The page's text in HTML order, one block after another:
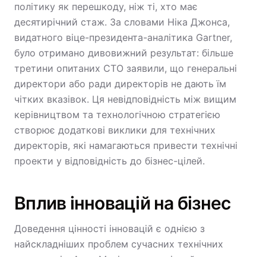
політику як перешкоду, ніж ті, хто має
десятирічний стаж. За словами Ніка Джонса,
видатного віце-президента-аналітика Gartner,
було отримано дивовижний результат: більше
третини опитаних CTO заявили, що генеральні
директори або ради директорів не дають їм
чітких вказівок. Ця невідповідність між вищим
керівництвом та технологічною стратегією
створює додаткові виклики для технічних
директорів, які намагаються привести технічні
проекти у відповідність до бізнес-цілей.
Вплив інновацій на бізнес
Доведення цінності інновацій є однією з
найскладніших проблем сучасних технічних